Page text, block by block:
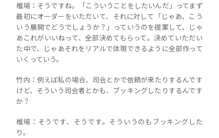
椎場：そうですね。「こういうことをしたいんだ」ってまず
最初にオーダーをいただいて、それに対して「じゃあ、こう
いう展開でどうでしょうか？」っていうのを提案して、じゃ
あこれがいいねって、全部決めてもらって。決めていただい
た中で、じゃあそれをリアルで体現できるように全部作って
いくっていう。
竹内：例えば私の場合、司会とかで依頼が来たりするんです
けど、そういう司会者とかも、ブッキングしたりするんです
か？
椎場：そうです、そうです。そういうのもブッキングした
り。